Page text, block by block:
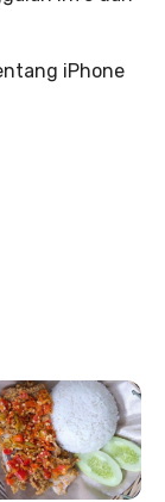
iPhone